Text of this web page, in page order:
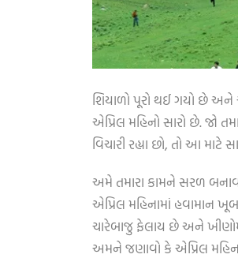
શિયાળો પૂરો થઈ ગયો છે
એપ્રિલ મહિનો સારો છે. જો
વિચારી રહ્યા છો, તો આ માટે
અમે તમારા કામને સરળ
એપ્રિલ મહિનામાં
ચારેબાજુ ફેલાય છે અને
અમને જણાવો કે એપ્રિલ